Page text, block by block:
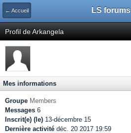
← Accueil LS forums
Profil de Arkangela
Mes informations
Groupe Members
Messages 6
Inscrit(e) (le) 13-décembre 15
Dernière activité déc. 20 2017 19:59